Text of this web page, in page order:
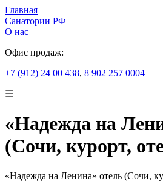
Главная
Санатории РФ
О нас
Офис продаж:
+7 (912) 24 00 438, 8 902 257 0004
☰
«Надежда на
(Сочи, курорт,
«Надежда на Ленина» отель (Сочи,